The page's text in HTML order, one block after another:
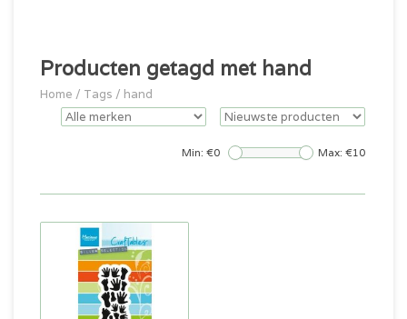
Producten getagd met hand
Home / Tags / hand
Min: €0 Max: €10